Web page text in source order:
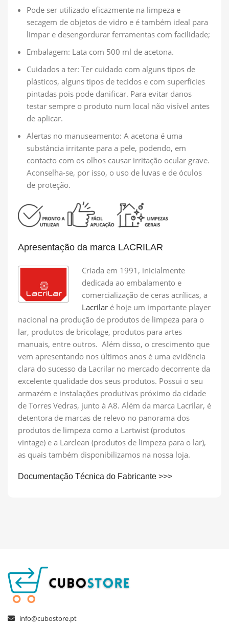
Pode ser utilizado eficazmente na limpeza e
secagem de objetos de vidro e é também ideal para
limpar e desengordurar ferramentas com facilidade;
Embalagem: Lata com 500 ml de acetona.
Cuidados a ter: Ter cuidado com alguns tipos de
plásticos, alguns tipos de tecidos e com superfícies
pintadas pois pode danificar. Para evitar danos
testar sempre o produto num local não visível antes
de aplicar.
Alertas no manuseamento: A acetona é uma
substância irritante para a pele, podendo, em
contacto com os olhos causar irritação ocular grave.
Aconselha-se, por isso, o uso de luvas e de óculos
de proteção.
Apresentação da marca LACRILAR
Criada em 1991, inicialmente
dedicada ao embalamento e
comercialização de ceras acrílicas, a
Lacrilar é hoje um importante player
nacional na produção de produtos de limpeza para o
lar, produtos de bricolage, produtos para artes
manuais, entre outros. Além disso, o crescimento que
vem apresentando nos últimos anos é uma evidência
clara do sucesso da Lacrilar no mercado decorrente da
excelente qualidade dos seus produtos. Possui o seu
armazém e instalações produtivas próximo da cidade
de Torres Vedras, junto à A8. Além da marca Lacrilar, é
detentora de marcas de relevo no panorama dos
produtos de limpeza como a Lartwist (produtos
vintage) e a Larclean (produtos de limpeza para o lar),
as quais também disponibilizamos na nossa loja.
Documentação Técnica do Fabricante >>>
info@cubostore.pt